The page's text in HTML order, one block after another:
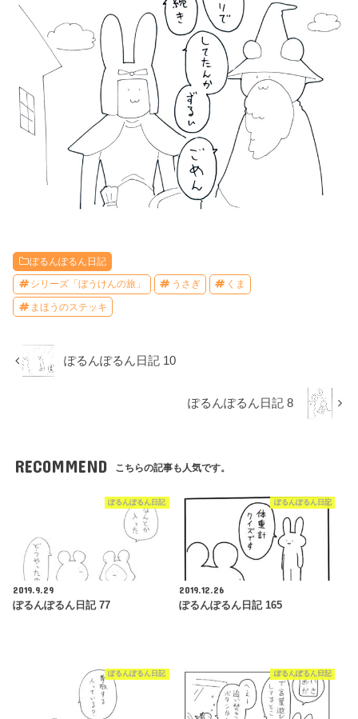
ぽるんぽるん日記
シリーズ「ぼうけんの旅」 うさぎ くま
まほうのステッキ
ぽるんぽるん日記 10
ぽるんぽるん日記 8
RECOMMEND こちらの記事も人気です。
ぽるんぽるん日記
2019.9.29
ぽるんぽるん日記 77
ぽるんぽるん日記
2019.12.26
ぽるんぽるん日記 165
ぽるんぽるん日記 ぽるんぽるん日記